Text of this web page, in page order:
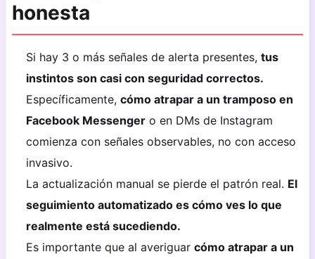
honesta
Si hay 3 o más señales de alerta presentes, tus
instintos son casi con seguridad correctos.
Específicamente, cómo atrapar a un tramposo en
Facebook Messenger o en DMs de Instagram
comienza con señales observables, no con acceso
invasivo.
La actualización manual se pierde el patrón real. El
seguimiento automatizado es cómo ves lo que
realmente está sucediendo.
Es importante que al averiguar cómo atrapar a un